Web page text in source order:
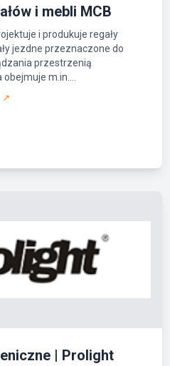
i mebli MCB
i produkuje regały
jezdne przeznaczone do
przestrzenią
m.in....
↗
| Prolight